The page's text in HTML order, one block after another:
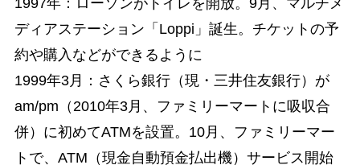
1997年：ローソンがトイレを開放。9月、マルチメ
ディアステーション「Loppi」誕生。チケットの予
約や購入などができるように
1999年3月：さくら銀行（現・三井住友銀行）が
am/pm（2010年3月、ファミリーマートに吸収合
併）に初めてATMを設置。10月、ファミリーマー
トで、ATM（現金自動預金払出機）サービス開始